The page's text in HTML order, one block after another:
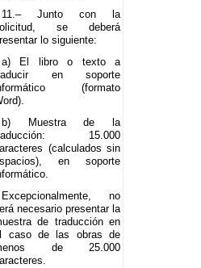
11.– Junto con la
se deberá
lo siguiente:
a) El libro o texto a
en soporte
(formato
b) Muestra de la
15.000
(calculados sin
en soporte
Excepcionalmente, no
necesario presentar la
de traducción en
caso de las obras de
de 25.000